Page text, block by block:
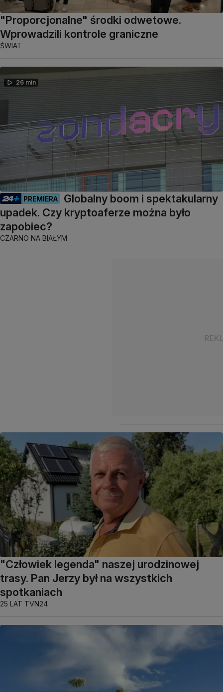
"Proporcjonalne" środki odwetowe.
Wprowadzili kontrole graniczne
ŚWIAT
26 min
PREMIERA
Globalny boom i spektakularny
upadek. Czy kryptoaferze można było
zapobiec?
CZARNO NA BIAŁYM
"Człowiek legenda" naszej urodzinowej
trasy. Pan Jerzy był na wszystkich
spotkaniach
25 LAT TVN24